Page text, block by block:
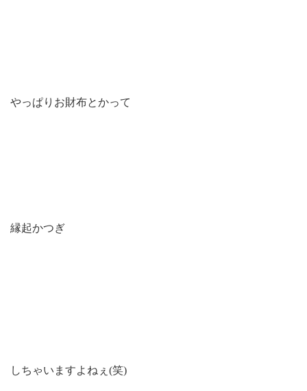
やっぱりお財布とかって
縁起かつぎ
しちゃいますよねぇ(笑)